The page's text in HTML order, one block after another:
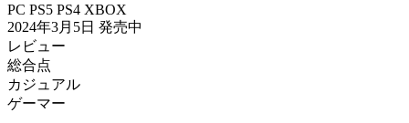
PC PS5 PS4 XBOX
2024年3月5日 発売中
レビュー
総合点
カジュアル
ゲーマー